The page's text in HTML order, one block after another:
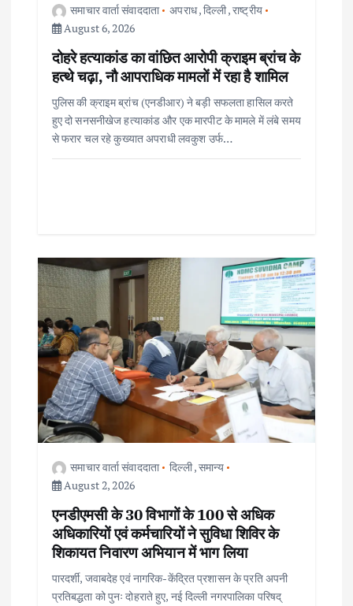
समाचार वार्ता संवाददाता अपराध,दिल्ली,राष्ट्रीय
August 6, 2026
दोहरे हत्याकांड का वांछित आरोपी क्राइम ब्रांच के
हत्थे चढ़ा, नौ आपराधिक मामलों में रहा है शामिल
पुलिस की क्राइम ब्रांच (एनडीआर) ने बड़ी सफलता हासिल करते
हुए दो सनसनीखेज हत्याकांड और एक मारपीट के मामले में लंबे समय
से फरार चल रहे कुख्यात अपराधी लवकुश उर्फ…
समाचार वार्ता संवाददाता दिल्ली,समान्य
August 2, 2026
एनडीएमसी के 30 विभागों के 100 से अधिक
अधिकारियों एवं कर्मचारियों ने सुविधा शिविर के
शिकायत निवारण अभियान में भाग लिया
पारदर्शी, जवाबदेह एवं नागरिक-केंद्रित प्रशासन के प्रति अपनी
प्रतिबद्धता को पुनः दोहराते हुए, नई दिल्ली नगरपालिका परिषद्